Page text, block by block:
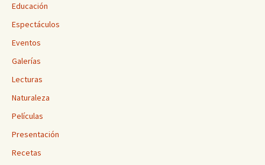
Educación
Espectáculos
Eventos
Galerías
Lecturas
Naturaleza
Películas
Presentación
Recetas